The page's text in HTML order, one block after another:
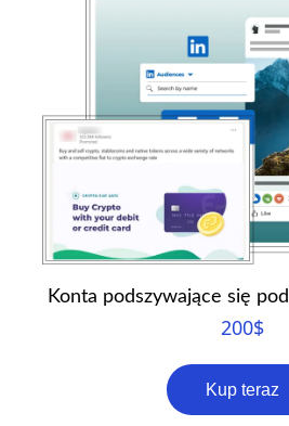
Konta podszywające się
200$
Kup teraz